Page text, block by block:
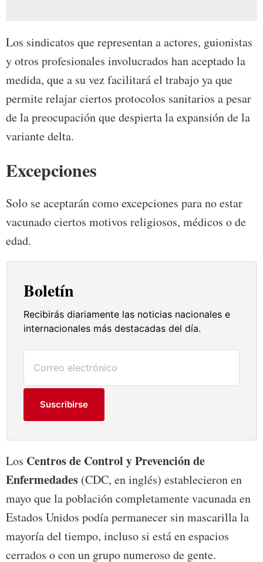
Los sindicatos que representan a actores, guionistas
y otros profesionales involucrados han aceptado la
medida, que a su vez facilitará el trabajo ya que
permite relajar ciertos protocolos sanitarios a pesar
de la preocupación que despierta la expansión de la
variante delta.
Excepciones
Solo se aceptarán como excepciones para no estar
vacunado ciertos motivos religiosos, médicos o de
edad.
Boletín
Recibirás diariamente las noticias nacionales e
internacionales más destacadas del día.
Suscribirse
Los Centros de Control y Prevención de
Enfermedades (CDC, en inglés) establecieron en
mayo que la población completamente vacunada en
Estados Unidos podía permanecer sin mascarilla la
mayoría del tiempo, incluso si está en espacios
cerrados o con un grupo numeroso de gente.